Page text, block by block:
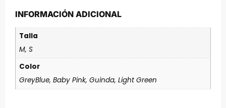
INFORMACIÓN ADICIONAL
Talla
M, S
Color
GreyBlue, Baby Pink, Guinda, Light Green